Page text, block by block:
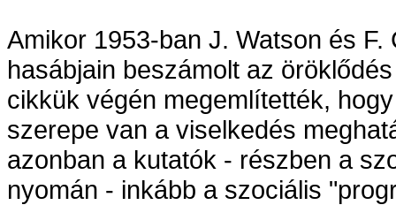
Amikor 1953-ban J. Watson és
hasábjain beszámolt az
cikkük végén megemlítették,
szerepe van a viselkedés
azonban a kutatók - részben a
nyomán - inkább a szociális